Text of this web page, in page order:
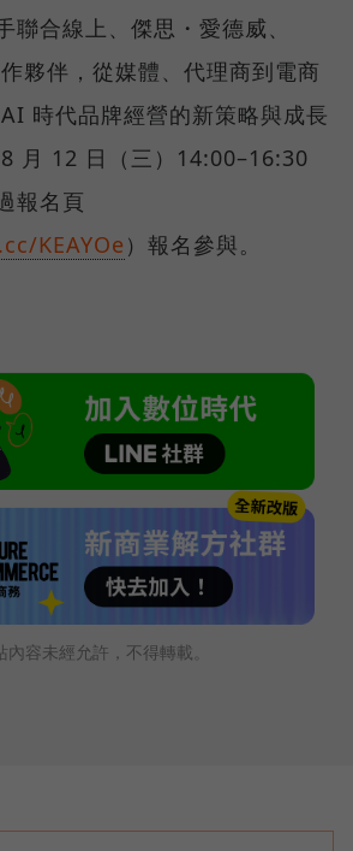
聯合線上、傑思・愛德威、
夥伴，從媒體、代理商到電商
時代品牌經營的新策略與成長
月 12 日（三）14:00–16:30
報名頁
KEAYOe ）報名參與。
內容未經允許，不得轉載。